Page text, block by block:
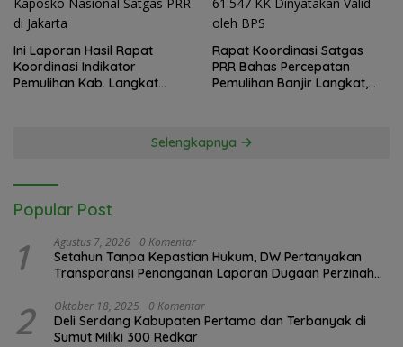
Ini Laporan Hasil Rapat
Koordinasi Indikator
Pemulihan Kab. Langkat
Rapat Koordinasi Satgas
PRR Bahas Percepatan
Pemulihan Banjir Langkat,
Selengkapnya
Popular Post
1 Agustus 7, 2026 0 Komentar
Setahun Tanpa Kepastian Hukum, DW Pertanyakan
Transparansi Penanganan Laporan Dugaan Perzinahan
2 Oktober 18, 2025 0 Komentar
Deli Serdang Kabupaten Pertama dan Terbanyak di
Sumut Miliki 300 Redkar